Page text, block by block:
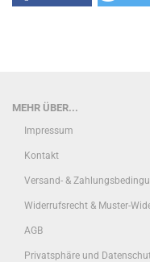
MEHR ÜBER...
Impressum
Kontakt
Versand- &
Widerrufsrecht & Muster-
AGB
Privatsphäre und